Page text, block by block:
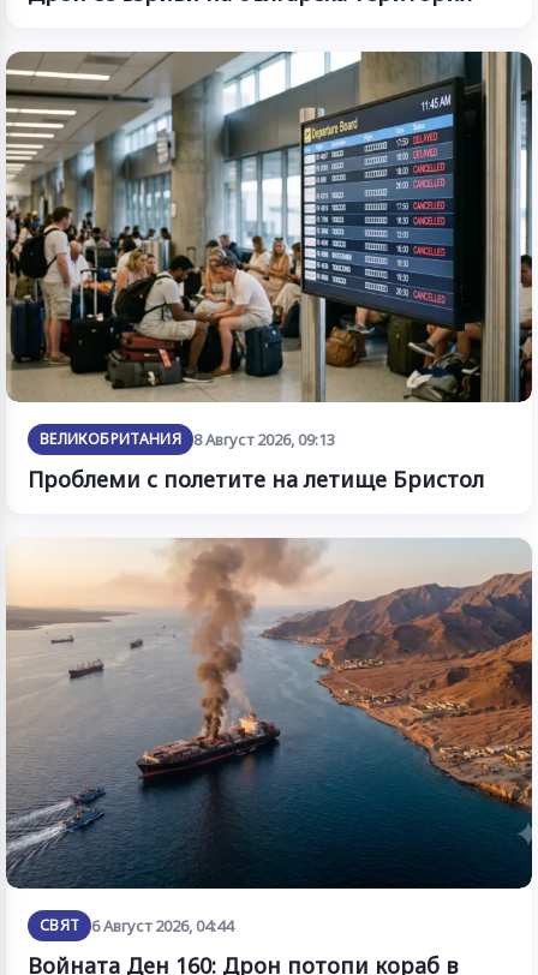
ВЕЛИКОБРИТАНИЯ 8 Август 2026, 09:13
Проблеми с полетите на летище Бристол
СВЯТ 6 Август 2026, 04:44
Войната Ден 160: Дрон потопи кораб в